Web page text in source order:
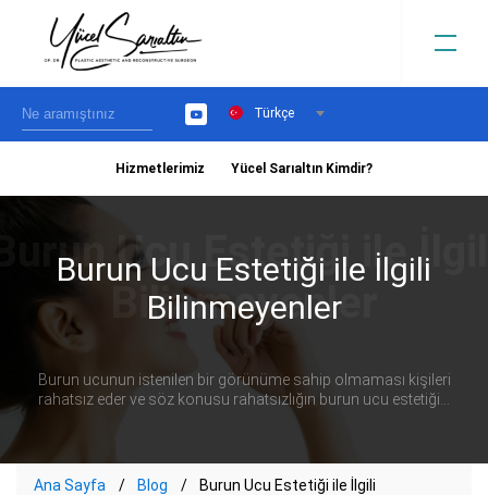
YouTubeTürkçe
Hizmetlerimiz Yücel Sarıaltın Kimdir?
Burun Ucu Estetiği ile İlgili
Bilinmeyenler
Burun ucunun istenilen bir görünüme sahip olmaması kişileri
rahatsız eder ve söz konusu rahatsızlığın burun ucu estetiği...
Ana Sayfa Blog
Burun Ucu Estetiği ile İlgili